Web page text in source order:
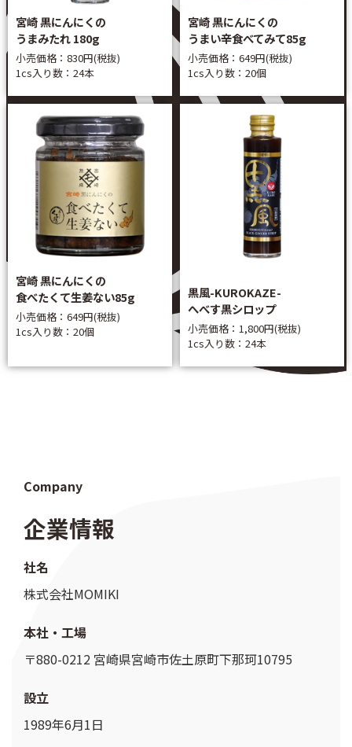
宮崎 黒にんにくの
うまみたれ 180g
小売価格：830円(税抜)
1cs入り数：24本
宮崎 黒にんにくの
うまい辛食べてみて85g
小売価格：649円(税抜)
1cs入り数：20個
宮崎 黒にんにくの
食べたくて生姜ない85g
小売価格：649円(税抜)
1cs入り数：20個
黒風-KUROKAZE-
へべす黒シロップ
小売価格：1,800円(税抜)
1cs入り数：24本
Company
企業情報
社名
株式会社MOMIKI
本社・工場
〒880-0212 宮崎県宮崎市佐土原町下那珂10795
設立
1989年6月1日